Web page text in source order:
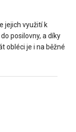
jejich využití k
posilovny, a díky
obléci je i na běžné